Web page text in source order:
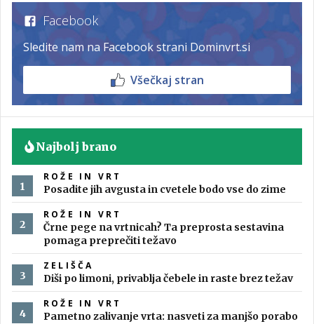
Facebook
Sledite nam na Facebook strani Dominvrt.si
Všečkaj stran
Najbolj brano
ROŽE IN VRT
Posadite jih avgusta in cvetele bodo vse do zime
ROŽE IN VRT
Črne pege na vrtnicah? Ta preprosta sestavina
pomaga preprečiti težavo
ZELIŠČA
Diši po limoni, privablja čebele in raste brez težav
ROŽE IN VRT
Pametno zalivanje vrta: nasveti za manjšo porabo